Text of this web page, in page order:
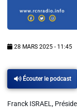
Alerte Méduses 06
RCN Soutiens
28 MARS 2025 - 11:45
Écouter le podcast
Franck ISRAEL,